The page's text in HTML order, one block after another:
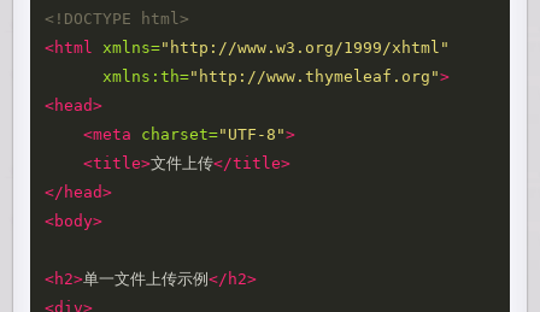
<!DOCTYPE html>
<html
xmlns="http://www.w3.org/1999/xhtml"
xmlns:th="http://www.thymeleaf.org">
<head>
<meta
charset="UTF-8">
<title>文件上传</title>
</head>
<body>
<h2>单一文件上传示例</h2>
<div>